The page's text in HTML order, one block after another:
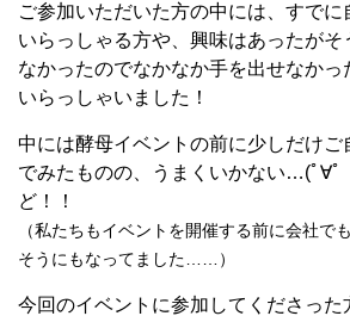
ご参加いただいた方の中には、すでに
いらっしゃる方や、興味はあったが
なかったのでなかなか手を出せなか
いらっしゃいました！
中には酵母イベントの前に少しだけご
でみたものの、うまくいかない…(ﾟ∀ﾟ
ど！！
（私たちもイベントを開催する前に会社で
そうにもなってました……）
今回のイベントに参加してくださった